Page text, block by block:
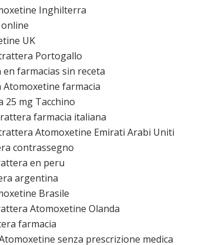
Inghilterra
UK
Portogallo
farmacias sin receta
farmacia
25 mg Tacchino
farmacia italiana
Atomoxetine Emirati Arabi Uniti
contrassegno
en peru
argentina
Brasile
Atomoxetine Olanda
farmacia
senza prescrizione medica